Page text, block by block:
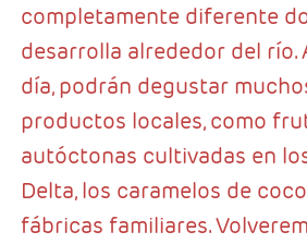
completamente diferente
desarrolla alrededor del río.
día, podrán degustar
productos locales, como
autóctonas cultivadas en
Delta, los caramelos de
fábricas familiares.